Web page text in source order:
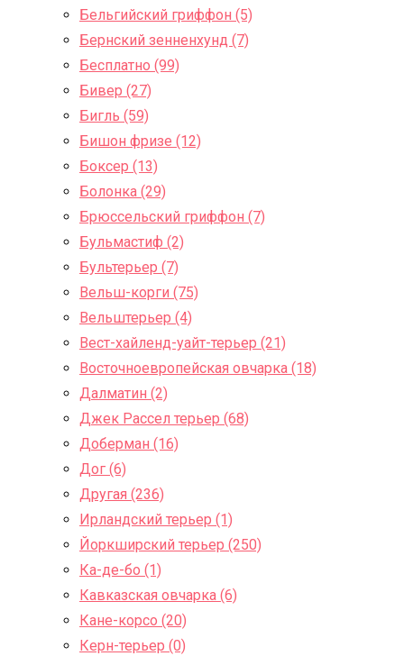
Бельгийский гриффон (5)
Бернский зенненхунд (7)
Бесплатно (99)
Бивер (27)
Бигль (59)
Бишон фризе (12)
Боксер (13)
Болонка (29)
Брюссельский гриффон (7)
Бульмастиф (2)
Бультерьер (7)
Вельш-корги (75)
Вельштерьер (4)
Вест-хайленд-уайт-терьер (21)
Восточноевропейская овчарка (18)
Далматин (2)
Джек Рассел терьер (68)
Доберман (16)
Дог (6)
Другая (236)
Ирландский терьер (1)
Йоркширский терьер (250)
Ка-де-бо (1)
Кавказская овчарка (6)
Кане-корсо (20)
Керн-терьер (0)